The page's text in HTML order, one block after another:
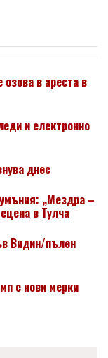
в ареста в
и електронно
днес
„Мездра –
в Тулча
Видин/пълен
с нови мерки